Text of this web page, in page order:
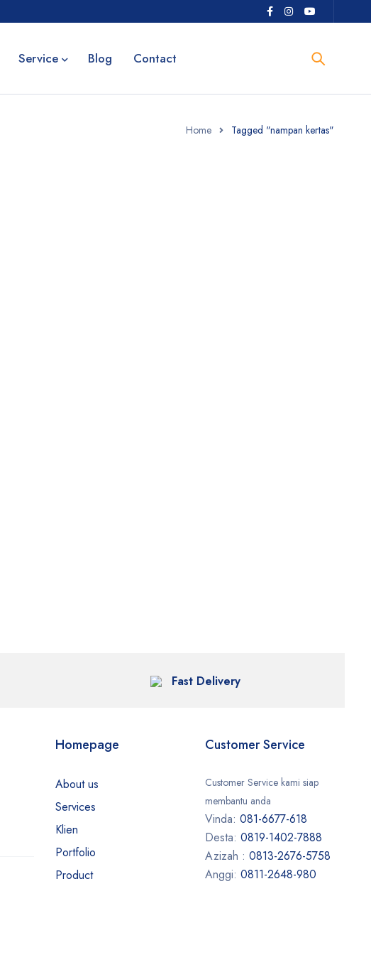
Service Blog Contact
Home Tagged "nampan kertas"
Fast Delivery
Homepage
About us
Services
Klien
Portfolio
Product
Customer Service
Customer Service kami siap
membantu anda
Vinda:081-6677-618
Desta:0819-1402-7888
Azizah :0813-2676-5758
Anggi:0811-2648-980